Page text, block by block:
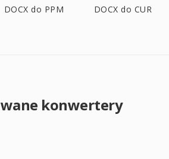
DOCX do PPM DOCX do CUR
konwertery